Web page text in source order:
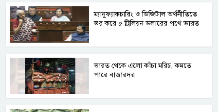
​ম্যানুফ্যাকচারিং ও ডিজিটাল অর্থনীতিতে
ভর করে ৫ ট্রিলিয়ন ডলারের পথে ভারত
ভারত থেকে এলো কাঁচা মরিচ, কমতে
পারে বাজারদর